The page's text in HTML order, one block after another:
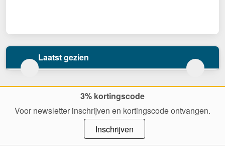
Laatst gezien
3% kortingscode
Voor newsletter inschrijven en kortingscode ontvangen.
Inschrijven